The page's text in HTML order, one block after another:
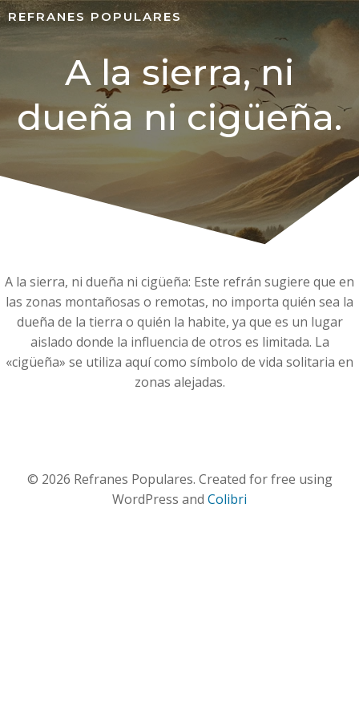
REFRANES POPULARES
A la sierra, ni
dueña ni cigüeña.
A la sierra, ni dueña ni cigüeña: Este refrán sugiere que en
las zonas montañosas o remotas, no importa quién sea la
dueña de la tierra o quién la habite, ya que es un lugar
aislado donde la influencia de otros es limitada. La
«cigüeña» se utiliza aquí como símbolo de vida solitaria en
zonas alejadas.
© 2026 Refranes Populares. Created for free using
WordPress and Colibri